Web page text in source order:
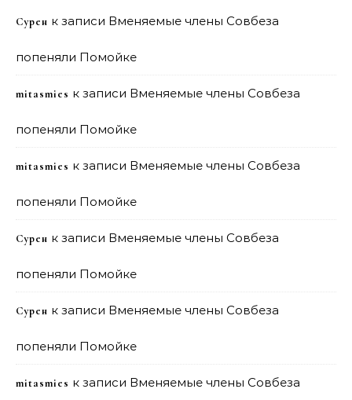
Сурен к записи Вменяемые члены Совбеза
попеняли Помойке
mitasmies к записи Вменяемые члены Совбеза
попеняли Помойке
mitasmies к записи Вменяемые члены Совбеза
попеняли Помойке
Сурен к записи Вменяемые члены Совбеза
попеняли Помойке
Сурен к записи Вменяемые члены Совбеза
попеняли Помойке
mitasmies к записи Вменяемые члены Совбеза